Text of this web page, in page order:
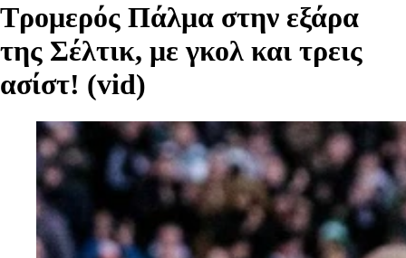
Τρομερός Πάλμα στην εξάρα
της Σέλτικ, με γκολ και τρεις
ασίστ! (vid)